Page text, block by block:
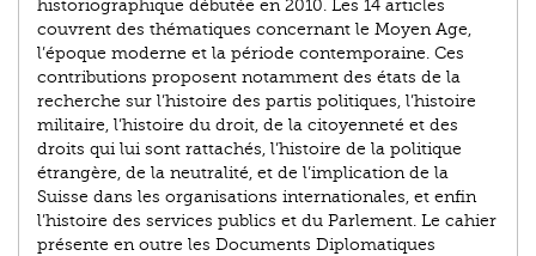
historiographique débutée en 2010. Les 14 articles
couvrent des thématiques concernant le Moyen Age,
l’époque moderne et la période contemporaine. Ces
contributions proposent notamment des états de la
recherche sur l’histoire des partis politiques, l’histoire
militaire, l’histoire du droit, de la citoyenneté et des
droits qui lui sont rattachés, l’histoire de la politique
étrangère, de la neutralité, et de l’implication de la
Suisse dans les organisations internationales, et enfin
l’histoire des services publics et du Parlement. Le cahier
présente en outre les Documents Diplomatiques